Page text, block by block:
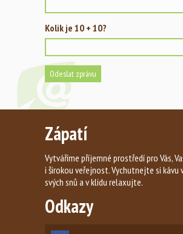
Kolik je 10 + 10?
Zápatí
Vytváříme příjemné prostředí pro Vás,
i širokou veřejnost. Vychutnejte si kávu
svých snů a v klidu relaxujte.
Odkazy